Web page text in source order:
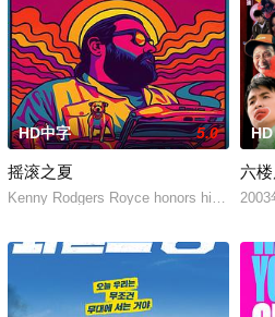
今陷入财务困境，她答应为挚友雅斯敏
HD中字 5.0
摇滚之夏
Kenny Rodgers Royce honors his late
HD
六